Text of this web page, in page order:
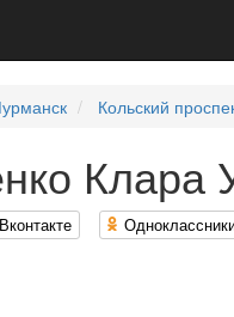
Кольский
Клара
Вконтакте